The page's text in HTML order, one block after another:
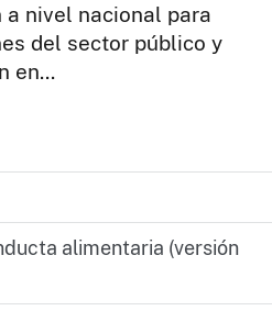
alimentaria (versión
nivel nacional para
del sector público y
en...